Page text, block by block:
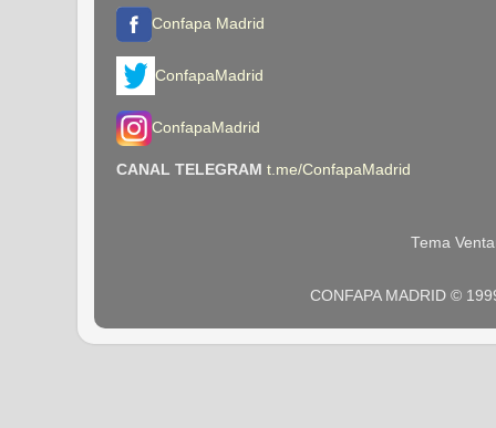
Confapa Madrid
ConfapaMadrid
ConfapaMadrid
CANAL TELEGRAM t.me/ConfapaMadrid
Tema
CONFAPA MADRID ©